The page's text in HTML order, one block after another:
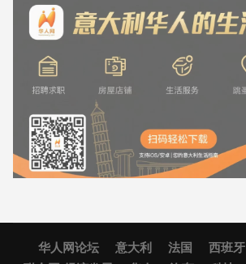
华人网论坛 意大利 法国 西班牙